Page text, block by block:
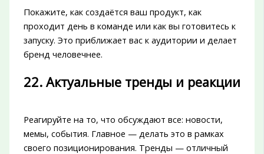
Покажите, как создаётся ваш продукт, как
проходит день в команде или как вы готовитесь к
запуску. Это приближает вас к аудитории и делает
бренд человечнее.
22. Актуальные тренды и реакции
Реагируйте на то, что обсуждают все: новости,
мемы, события. Главное — делать это в рамках
своего позиционирования. Тренды — отличный